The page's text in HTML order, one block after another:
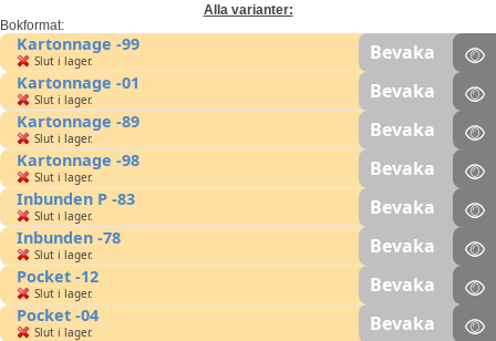
Alla varianter:
Bokformat:
Kartonnage -99
Slut i lager. Bevaka
Kartonnage -01
Slut i lager. Bevaka
Kartonnage -89
Slut i lager. Bevaka
Kartonnage -98
Slut i lager. Bevaka
Inbunden P -83
Slut i lager. Bevaka
Inbunden -78
Slut i lager. Bevaka
Pocket -12
Slut i lager. Bevaka
Pocket -04
Slut i lager. Bevaka